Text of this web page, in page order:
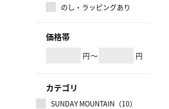
のし・ラッピングあり
価格帯
円～ 円
カテゴリ
SUNDAY MOUNTAIN（10）